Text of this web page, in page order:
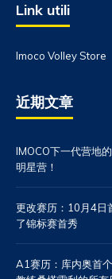
Link utili
Imoco Volley Store
近期文章
IMOCO下一代营地
明星营！
更改赛历：10月4日
了锦标赛首秀
A1赛历：库内奥首